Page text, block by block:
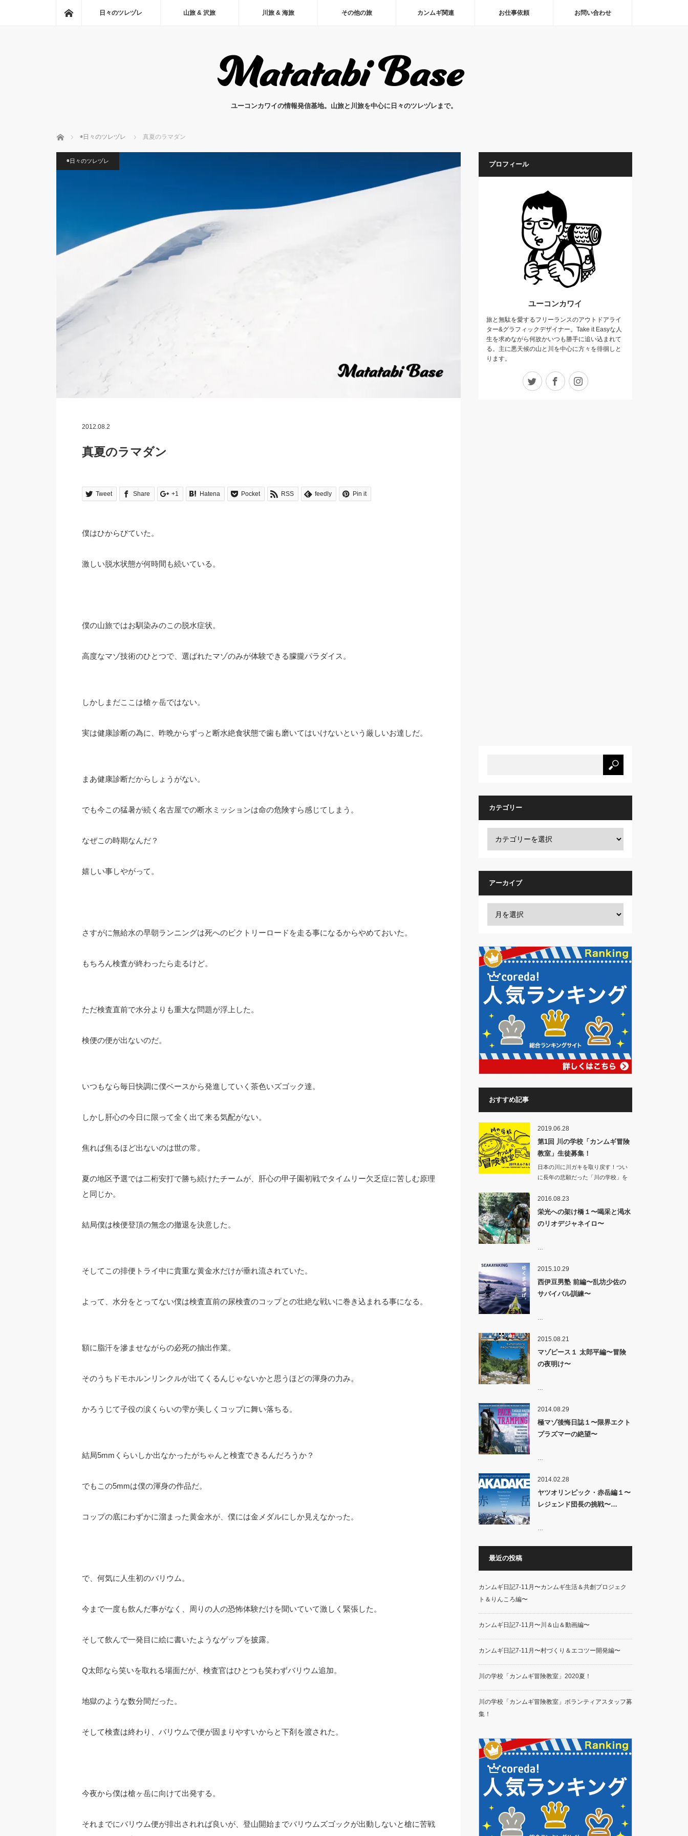
ホーム日々のツレヅレ 山旅 & 沢旅 川旅 & 海旅 その他の旅 カンムギ関連 お仕事依頼 お問い合わせ
ユーコンカワイの情報発信基地。山旅と川旅を中心に日々のツレヅレまで。
ホーム ◉日々のツレヅレ 真夏のラマダン
◉日々のツレヅレ
2012.08.2
真夏のラマダン
Tweet Share +1 Hatena Pocket RSS feedly Pin it
僕はひからびていた。
激しい脱水状態が何時間も続いている。
僕の山旅ではお馴染みのこの脱水症状。
高度なマゾ技術のひとつで、選ばれたマゾのみが体験できる朦朧パラダイス。
しかしまだここは槍ヶ岳ではない。
実は健康診断の為に、昨晩からずっと断水絶食状態で歯も磨いてはいけないという厳しいお達しだ。
まあ健康診断だからしょうがない。
でも今この猛暑が続く名古屋での断水ミッションは命の危険すら感じてしまう。
なぜこの時期なんだ？
嬉しい事しやがって。
さすがに無給水の早朝ランニングは死へのビクトリーロードを走る事になるからやめておいた。
もちろん検査が終わったら走るけど。
ただ検査直前で水分よりも重大な問題が浮上した。
検便の便が出ないのだ。
いつもなら毎日快調に僕ベースから発進していく茶色いズゴック達。
しかし肝心の今日に限って全く出て来る気配がない。
焦れば焦るほど出ないのは世の常。
夏の地区予選では二桁安打で勝ち続けたチームが、肝心の甲子園初戦でタイムリー欠乏症に苦しむ原理
と同じか。
結局僕は検便登頂の無念の撤退を決意した。
そしてこの排便トライ中に貴重な黄金水だけが垂れ流されていた。
よって、水分をとってない僕は検査直前の尿検査のコップとの壮絶な戦いに巻き込まれる事になる。
額に脂汗を滲ませながらの必死の抽出作業。
そのうちドモホルンリンクルが出てくるんじゃないかと思うほどの渾身の力み。
かろうじて子役の涙くらいの雫が美しくコップに舞い落ちる。
結局5mmくらいしか出なかったがちゃんと検査できるんだろうか？
でもこの5mmは僕の渾身の作品だ。
コップの底にわずかに溜まった黄金水が、僕には金メダルにしか見えなかった。
で、何気に人生初のバリウム。
今まで一度も飲んだ事がなく、周りの人の恐怖体験だけを聞いていて激しく緊張した。
そして飲んで一発目に絵に書いたようなゲップを披露。
Q太郎なら笑いを取れる場面だが、検査官はひとつも笑わずバリウム追加。
地獄のような数分間だった。
そして検査は終わり、バリウムで便が固まりやすいからと下剤を渡された。
今夜から僕は槍ヶ岳に向けて出発する。
それまでにバリウム便が排出されれば良いが、登山開始までバリウムズゴックが出動しないと槍に苦戦
プロフィール
ユーコンカワイ
旅と無駄を愛するフリーランスのアウトドアライ
ター&グラフィックデザイナー。Take it Easyな人
生を求めながら何故かいつも勝手に追い込まれて
る。主に悪天候の山と川を中心に方々を徘徊しと
ります。
Twitter Facebook
カテゴリー
アーカイブ
おすすめ記事
2019.06.28
第1回 川の学校「カンムギ冒険
教室」生徒募集！
日本の川に川ガキを取り戻す！つい
に長年の悲願だった「川の学校」を
2016.08.23
栄光への架け橋１〜喝采と渇水
のリオデジャネイロ〜
2015.10.29
西伊豆男塾 前編〜乱坊少佐の
サバイバル訓練〜
2015.08.21
マゾピース１ 太郎平編〜冒険
の夜明け〜
2014.08.29
極マゾ後悔日誌１〜限界エクト
プラズマーの絶望〜
2014.02.28
ヤツオリンピック・赤岳編１〜
レジェンド団長の挑戦〜…
最近の投稿
カンムギ日記7-11月〜カンムギ生活＆共創プロジェク
ト＆りんころ編〜
カンムギ日記7-11月〜川＆山＆動画編〜
カンムギ日記7-11月〜村づくり＆エコツー開発編〜
川の学校「カンムギ冒険教室」2020夏！
川の学校「カンムギ冒険教室」ボランティアスタッフ募
集！